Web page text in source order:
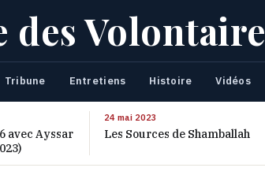
des
Tribune Entretiens Histoire Vidéos
avec Ayssar
24 mai 2023
Les Sources de Shamballah